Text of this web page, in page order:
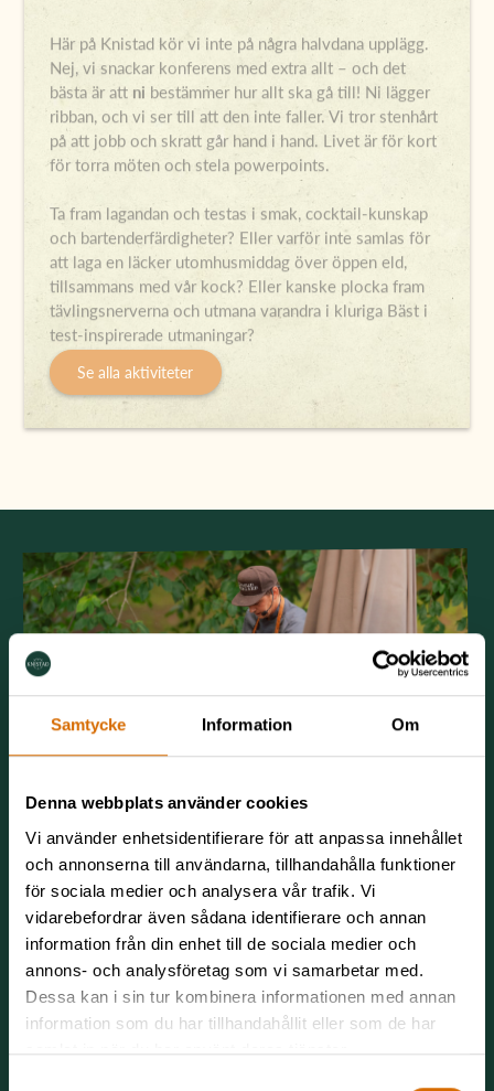
Samtycke Information Om
Denna webbplats använder cookies
Vi använder enhetsidentifierare för att anpassa innehållet
och annonserna till användarna, tillhandahålla funktioner
för sociala medier och analysera vår trafik. Vi
vidarebefordrar även sådana identifierare och annan
information från din enhet till de sociala medier och
annons- och analysföretag som vi samarbetar med.
Dessa kan i sin tur kombinera informationen med annan
information som du har tillhandahållit eller som de har
samlat in när du har använt deras tjänster.
Här på Knistad kör vi inte på några halvdana upplägg.
Nej, vi snackar konferens med extra allt – och det
bästa är att ni bestämmer hur allt ska gå till! Ni lägger
ribban, och vi ser till att den inte faller. Vi tror stenhårt
på att jobb och skratt går hand i hand. Livet är för kort
för torra möten och stela powerpoints.
Ta fram lagandan och testas i smak, cocktail-kunskap
och bartenderfärdigheter? Eller varför inte samlas för
att laga en läcker utomhusmiddag över öppen eld,
tillsammans med vår kock? Eller kanske plocka fram
tävlingsnerverna och utmana varandra i kluriga Bäst i
test-inspirerade utmaningar?
Se alla aktiviteter